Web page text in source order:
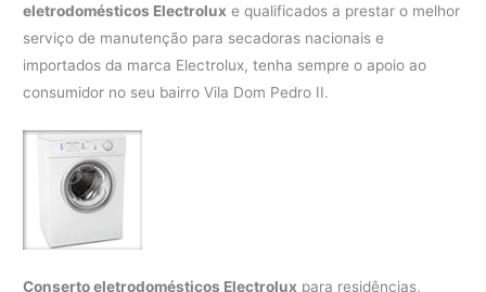
eletrodomésticos Electrolux e qualificados a prestar o melhor
serviço de manutenção para secadoras nacionais e
importados da marca Electrolux, tenha sempre o apoio ao
consumidor no seu bairro Vila Dom Pedro II.
Conserto eletrodomésticos Electrolux para residências,